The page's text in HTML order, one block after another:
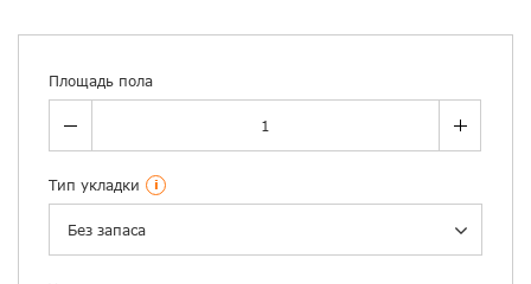
Площадь пола
Тип укладки i
Без запаса